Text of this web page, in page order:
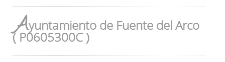
Ayuntamiento de Fuente del Arco
( P0605300C )